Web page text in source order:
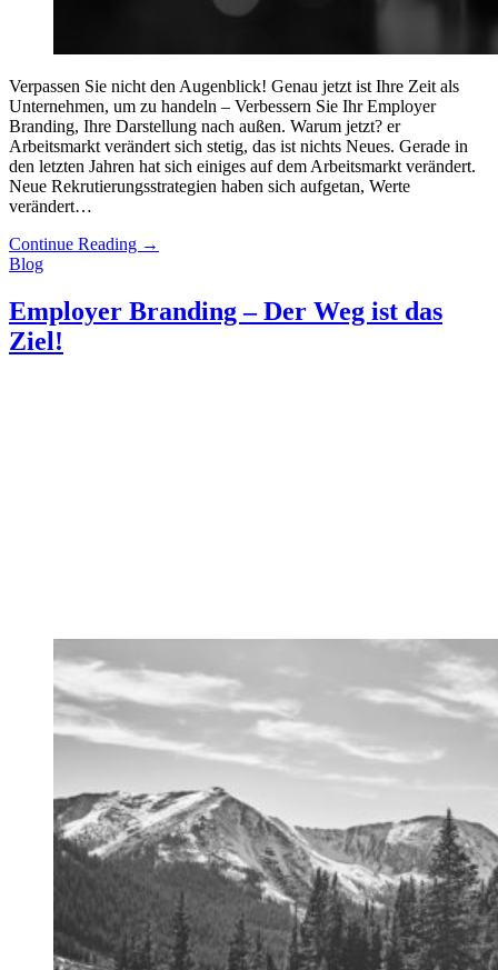
Verpassen Sie nicht den Augenblick! Genau jetzt ist Ihre Zeit als
Unternehmen, um zu handeln – Verbessern Sie Ihr Employer
Branding, Ihre Darstellung nach außen. Warum jetzt? er
Arbeitsmarkt verändert sich stetig, das ist nichts Neues. Gerade in
den letzten Jahren hat sich einiges auf dem Arbeitsmarkt verändert.
Neue Rekrutierungsstrategien haben sich aufgetan, Werte
verändert…
Continue Reading →
Blog
Employer Branding – Der Weg ist das
Ziel!